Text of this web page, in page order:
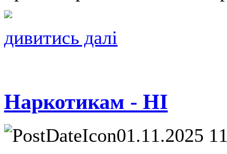
дивитись далі
Наркотикам - НІ
01.11.2025